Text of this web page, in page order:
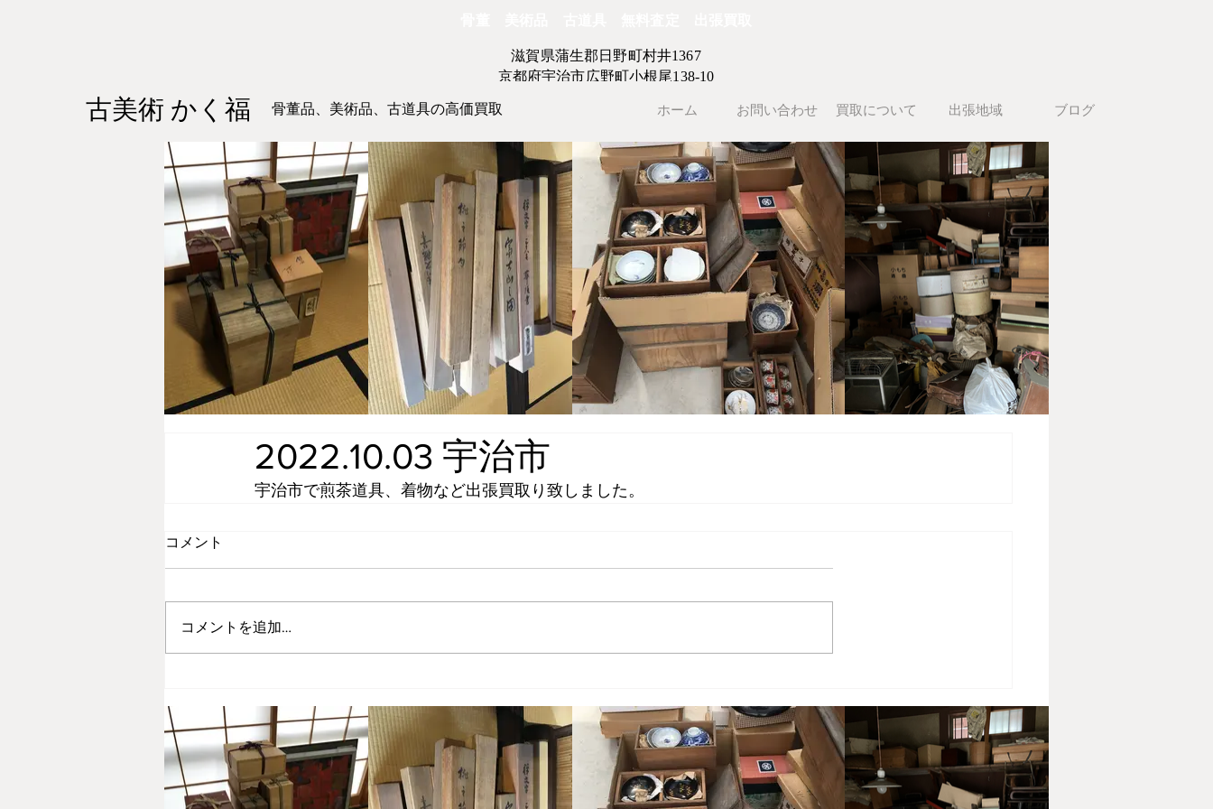
滋賀県蒲生郡日野町村井1367
京都府宇治市広野町小根尾138-10
古美術 かく福 骨董品、美術品、古道具の高価買取 ホーム お問い合わせ 買取について 出張地域 ブログ
2022.10.03 宇治市
宇治市で煎茶道具、着物など出張買取り致しました。
コメント
コメントを追加…